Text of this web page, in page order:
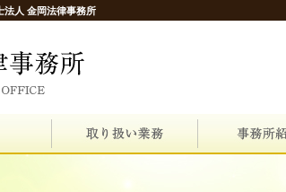
法人 金岡法律事務所